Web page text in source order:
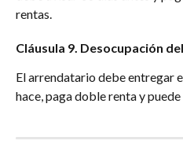
rentas.
Cláusula 9. Desocupación
El arrendatario debe entregar
hace, paga doble renta y puede